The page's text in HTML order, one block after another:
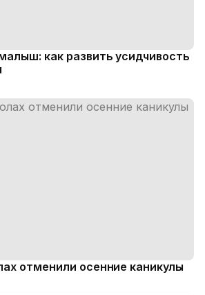
как развить усидчивость
отменили осенние каникулы